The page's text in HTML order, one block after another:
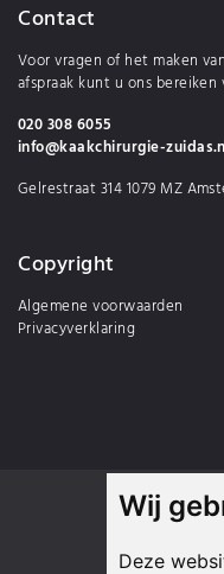
Wij
Deze
Contact
Voor vragen of het maken
afspraak kunt u ons bereiken
020 308 6055
info@kaakchirurgie-
Gelrestraat 314 1079 MZ
Copyright
Algemene voorwaarden
Privacyverklaring